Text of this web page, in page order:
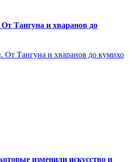
Тангуна и хваранов до
изменили искусство и